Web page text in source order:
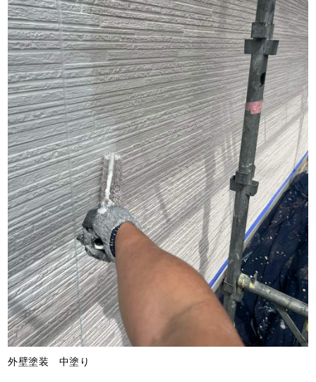
外壁塗装 中塗り